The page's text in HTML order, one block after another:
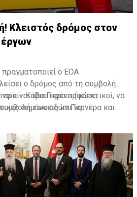
Κλειστός δρόμος στον
ο ΕΟΑ
ο δρόμος από τη συμβολή
– Κάβο Γκρέκο (φώτα
συμβολή των οδών Περνέρα και
είναι ιδιαίτερα προσεκτικοί, να
σημάνσεις και να